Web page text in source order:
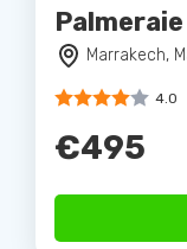
Palmeraie
Marrakech,
4.0
€495